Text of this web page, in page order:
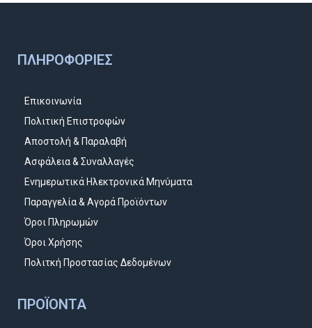
ΠΛΗΡΟΦΟΡΊΕΣ
Επικοινωνία
Πολιτική Επιστροφών
Αποστολή & Παραλαβή
Ασφάλεια & Συναλλαγές
Ενημερωτικά Ηλεκτρονικά Μηνύματα
Παραγγελία & Αγορά Προϊόντων
Όροι Πληρωμών
Όροι Χρήσης
Πολιτκή Προστασίας Δεδομένων
ΠΡΟΪΌΝΤΑ